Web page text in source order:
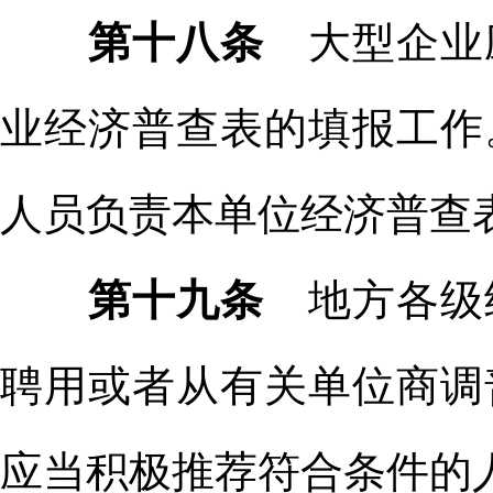
第十八条 大型企业
业经济普查表的填报工
人员负责本单位经济普查
第十九条 地方各级
聘用或者从有关单位商
应当积极推荐符合条件